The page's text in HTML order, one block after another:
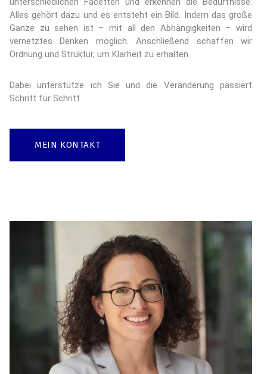
Alles gehört dazu und es entsteht ein Bild. Indem das große
Ganze zu sehen ist – mit all den Abhängigkeiten – wird
vernetztes Denken möglich. Anschließend schaffen wir
Ordnung und Struktur, um Klarheit zu erhalten.
Dabei unterstütze ich Sie und die Veränderung passiert
Schritt für Schritt.
MEIN KONTAKT